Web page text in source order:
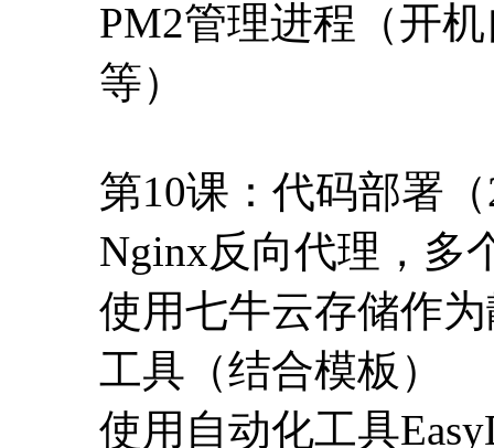
Nginx反向代理，多
使用七牛云存储作
使用自动化工具
授课讲师
雷宗民，《Node.js
经验